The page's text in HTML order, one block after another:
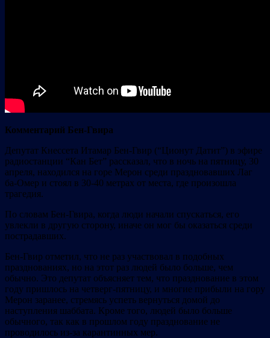
Комментарий Бен-Гвира
Депутат Кнессета Итамар Бен-Гвир (“Ционут Датит”) в эфире
радиостанции “Кан Бет” рассказал, что в ночь на пятницу, 30
апреля, находился на горе Мерон среди праздновавших Лаг
ба-Омер и стоял в 30-40 метрах от места, где произошла
трагедия.
По словам Бен-Гвира, когда люди начали спускаться, его
увлекли в другую сторону, иначе он мог бы оказаться среди
пострадавших.
Бен-Гвир отметил, что не раз участвовал в подобных
празднованиях, но на этот раз людей было больше, чем
обычно. Это депутат объясняет тем, что празднование в этом
году пришлось на четверг-пятницу, и многие прибыли на гору
Мерон заранее, стремясь успеть вернуться домой до
наступления шаббата. Кроме того, людей было больше
обычного, так как в прошлом году празднование не
проводилось из-за карантинных мер.